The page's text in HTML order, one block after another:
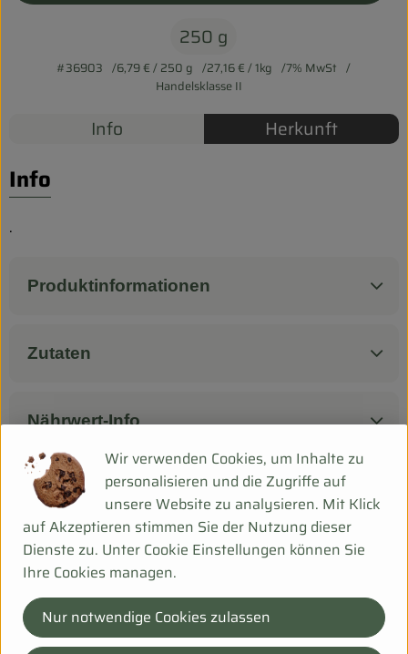
Pferdepension & Reitbetrieb
Firmenkunden
250 g
#36903 6,79 €/ 250 g 27,16 €/ 1kg
7% MwSt
Handelsklasse II
Info Herkunft
Info
.
Produktinformationen
Zutaten
Nährwert-Info
Produktdatenblatt
Herkunft
Hersteller: RDA
Wir verwenden Cookies, um Inhalte zu
personalisieren und die Zugriffe auf
unsere Website zu analysieren. Mit Klick
auf Akzeptieren stimmen Sie der Nutzung dieser
Dienste zu. Unter Cookie Einstellungen können Sie
Ihre Cookies managen.
Nur notwendige Cookies zulassen